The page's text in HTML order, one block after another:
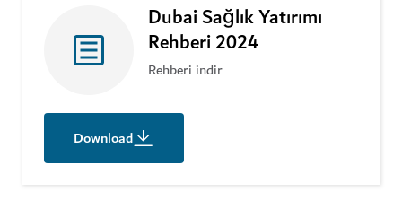
Dubai Sağlık Yatırımı
Rehberi 2024
Rehberi indir
Download